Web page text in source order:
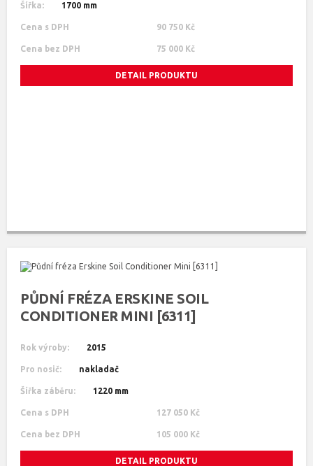
Šířka: 1700 mm
Cena s DPH 90 750 Kč
Cena bez DPH 75 000 Kč
DETAIL PRODUKTU
PŮDNÍ FRÉZA ERSKINE SOIL
CONDITIONER MINI [6311]
Rok výroby: 2015
Pro nosič: nakladač
Šířka záběru: 1220 mm
Cena s DPH 127 050 Kč
Cena bez DPH 105 000 Kč
DETAIL PRODUKTU